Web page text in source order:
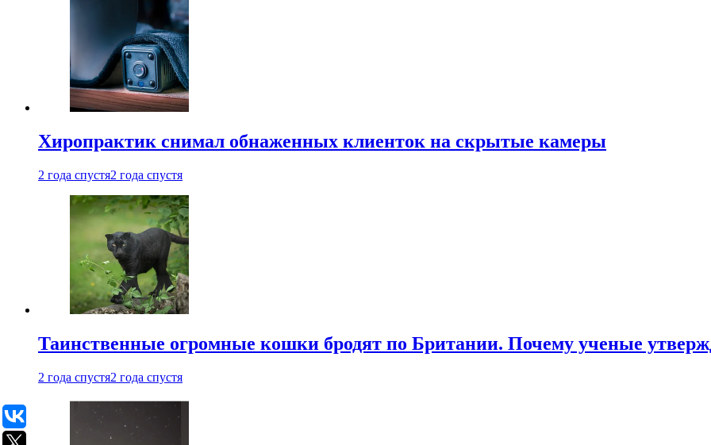
Хиропрактик снимал обнаженных клиенток на скрытые камеры
2 года спустя2 года спустя
Таинственные огромные кошки бродят по Британии. Почему ученые
2 года спустя2 года спустя